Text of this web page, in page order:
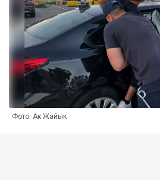
Фото: Ак Жайык